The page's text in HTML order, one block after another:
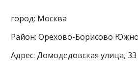
город: Москва
Район: Орехово-Борисово
Адрес: Домодедовская улица, 33